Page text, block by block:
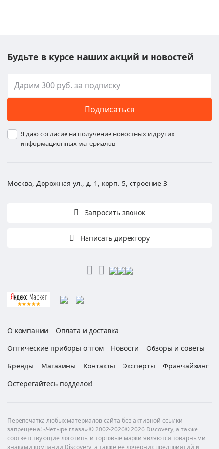
Будьте в курсе наших акций и новостей
Подписаться
Я даю согласие на получение новостных и других
информационных материалов
Москва, Дорожная ул., д. 1, корп. 5, строение 3
Запросить звонок
Написать директору
О компании
Оплата и доставка
Оптические приборы оптом
Новости
Обзоры и советы
Бренды
Магазины Контакты Эксперты
Франчайзинг
Остерегайтесь подделок!
Перепечатка любых материалов сайта без активной ссылки
запрещена! «Четыре глаза» © 2002-2026© 2026 Discovery, а также
соответствующие логотипы и торговые марки являются товарными
знаками компании Discovery, а также ее дочерних предприятий и